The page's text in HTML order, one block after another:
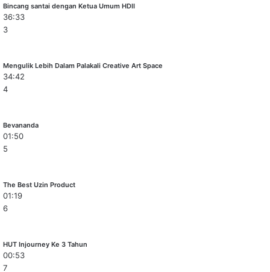
Bincang santai dengan Ketua Umum HDII
36:33
3
Mengulik Lebih Dalam Palakali Creative Art Space
34:42
4
Bevananda
01:50
5
The Best Uzin Product
01:19
6
HUT Injourney Ke 3 Tahun
00:53
7